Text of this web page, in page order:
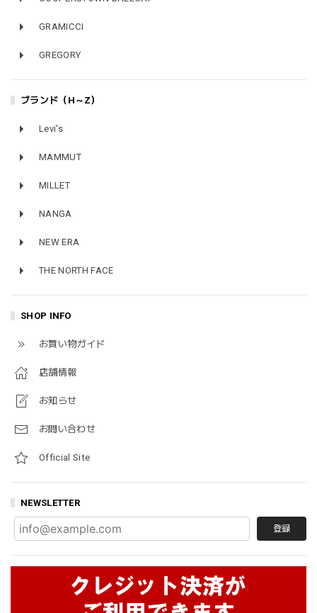
GRAMICCI
GREGORY
ブランド（H～Z）
Levi's
MAMMUT
MILLET
NANGA
NEW ERA
THE NORTH FACE
SHOP INFO
お買い物ガイド
店舗情報
お知らせ
お問い合わせ
Official Site
NEWSLETTER
登録